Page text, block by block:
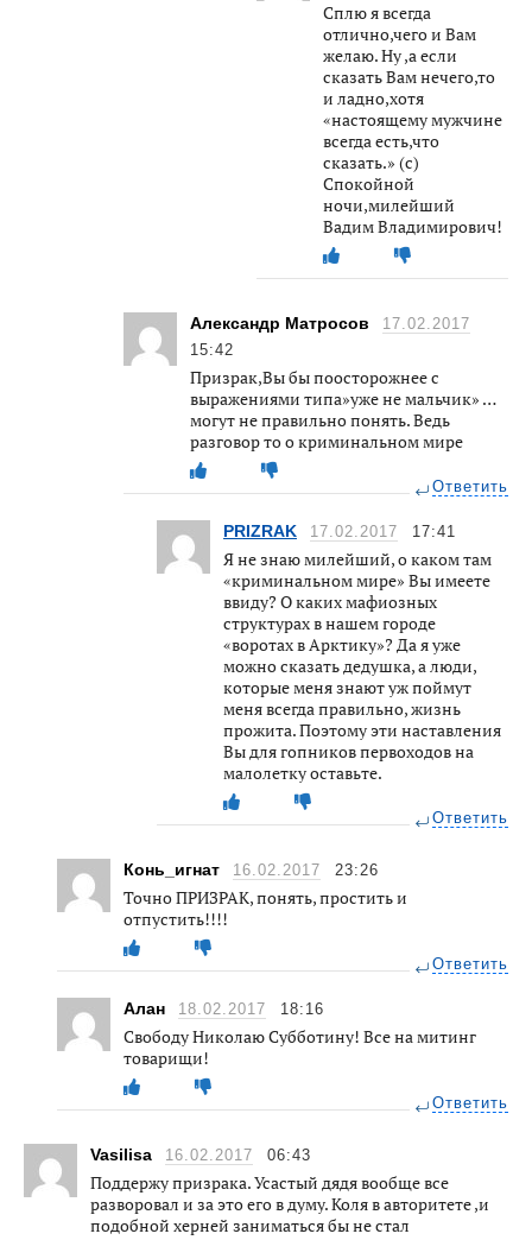
Сплю я всегда
отлично,чего и Вам
желаю. Ну ,а если
сказать Вам нечего,то
и ладно,хотя
«настоящему мужчине
всегда есть,что
сказать.» (с)
Спокойной
ночи,милейший
Вадим Владимирович!
Александр Матросов
17.02.2017
15:42
Призрак,Вы бы поосторожнее с
выражениями типа»уже не мальчик» …
могут не правильно понять. Ведь
разговор то о криминальном мире
Ответить
PRIZRAK 17.02.2017 17:41
Я не знаю милейший, о каком там
«криминальном мире» Вы имеете
ввиду? О каких мафиозных
структурах в нашем городе
«воротах в Арктику»? Да я уже
можно сказать дедушка, а люди,
которые меня знают уж поймут
меня всегда правильно, жизнь
прожита. Поэтому эти наставления
Вы для гопников первоходов на
малолетку оставьте.
Ответить
Конь_игнат 16.02.2017 23:26
Точно ПРИЗРАК, понять, простить и
отпустить!!!!
Ответить
Алан 18.02.2017 18:16
Cвободу Николаю Субботину! Все на митинг
товарищи!
Ответить
Vasilisa 16.02.2017 06:43
Поддержу призрака. Усастый дядя вообще все
разворовал и за это его в думу. Коля в авторитете ,и
подобной херней заниматься бы не стал